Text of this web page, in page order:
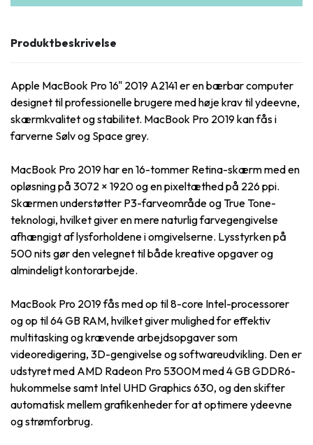
Produktbeskrivelse
Apple MacBook Pro 16" 2019 A2141 er en bærbar computer
designet til professionelle brugere med høje krav til ydeevne,
skærmkvalitet og stabilitet. MacBook Pro 2019 kan fås i
farverne Sølv og Space grey.
MacBook Pro 2019 har en 16-tommer Retina-skærm med en
opløsning på 3072 × 1920 og en pixeltæthed på 226 ppi.
Skærmen understøtter P3-farveområde og True Tone-
teknologi, hvilket giver en mere naturlig farvegengivelse
afhængigt af lysforholdene i omgivelserne. Lysstyrken på
500 nits gør den velegnet til både kreative opgaver og
almindeligt kontorarbejde.
MacBook Pro 2019 fås med op til 8-core Intel-processorer
og op til 64 GB RAM, hvilket giver mulighed for effektiv
multitasking og krævende arbejdsopgaver som
videoredigering, 3D-gengivelse og softwareudvikling. Den er
udstyret med AMD Radeon Pro 5300M med 4 GB GDDR6-
hukommelse samt Intel UHD Graphics 630, og den skifter
automatisk mellem grafikenheder for at optimere ydeevne
og strømforbrug.